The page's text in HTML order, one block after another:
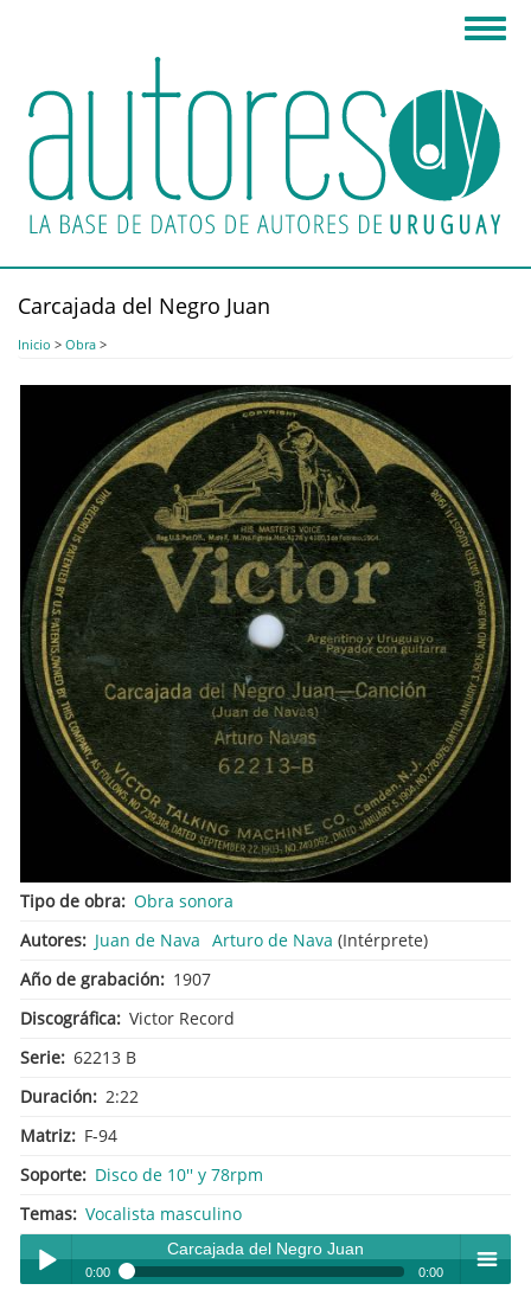
principal
Carcajada del Negro Juan
Inicio > Obra >
Tipo de obra Obra sonora
Autores
Juan de Nava Arturo de Nava (Intérprete)
Año de grabación
1907
Discográfica Victor Record
Serie 62213 B
Duración
2:22
Matriz
F-94
Soporte
Disco de 10'' y 78rpm
Temas Vocalista masculino
Carcajada del Negro Juan
0:00 0:00